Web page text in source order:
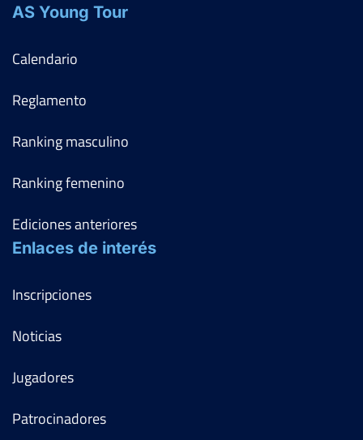
AS Young Tour
Calendario
Reglamento
Ranking masculino
Ranking femenino
Ediciones anteriores
Enlaces de interés
Inscripciones
Noticias
Jugadores
Patrocinadores